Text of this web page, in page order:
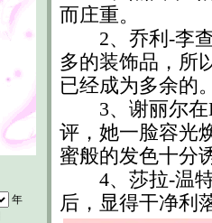
年
而庄重。
2、乔利-李查
多的装饰品，所
已经成为多余的
3、谢丽尔在
评，她一脸容光
蜜般的发色十分
4、莎拉-温特
后，显得干净利